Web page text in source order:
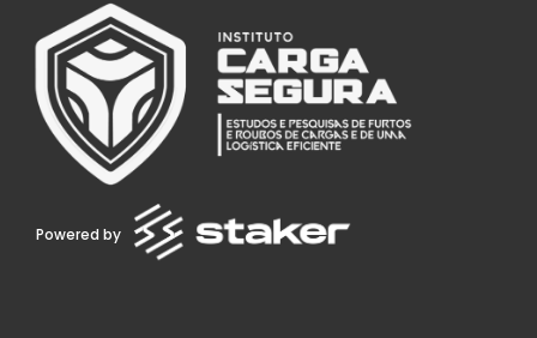
Powered by